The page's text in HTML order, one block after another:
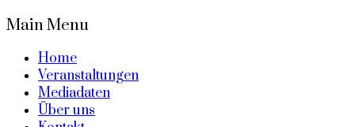
Main Menu
Home
Veranstaltungen
Mediadaten
Über uns